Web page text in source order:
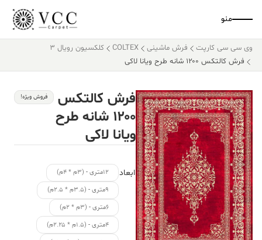
منو
وی سی سی کارپت فرش ماشینی COLTEX
کلکسیون رویال 3
فرش کالتکس ۱۲۰۰ شانه طرح ویانا لاکی
فرش کالتکس
۱۲۰۰ شانه طرح
ویانا لاکی
فروش ویژه!
ابعاد
۱۲متری - (۳م * ۴م)
۹متری - (۳.۵م * ۲.۵م)
۶متری - (۳م * ۲م)
۴متری - (۱.۵م * ۲.۲۵م)